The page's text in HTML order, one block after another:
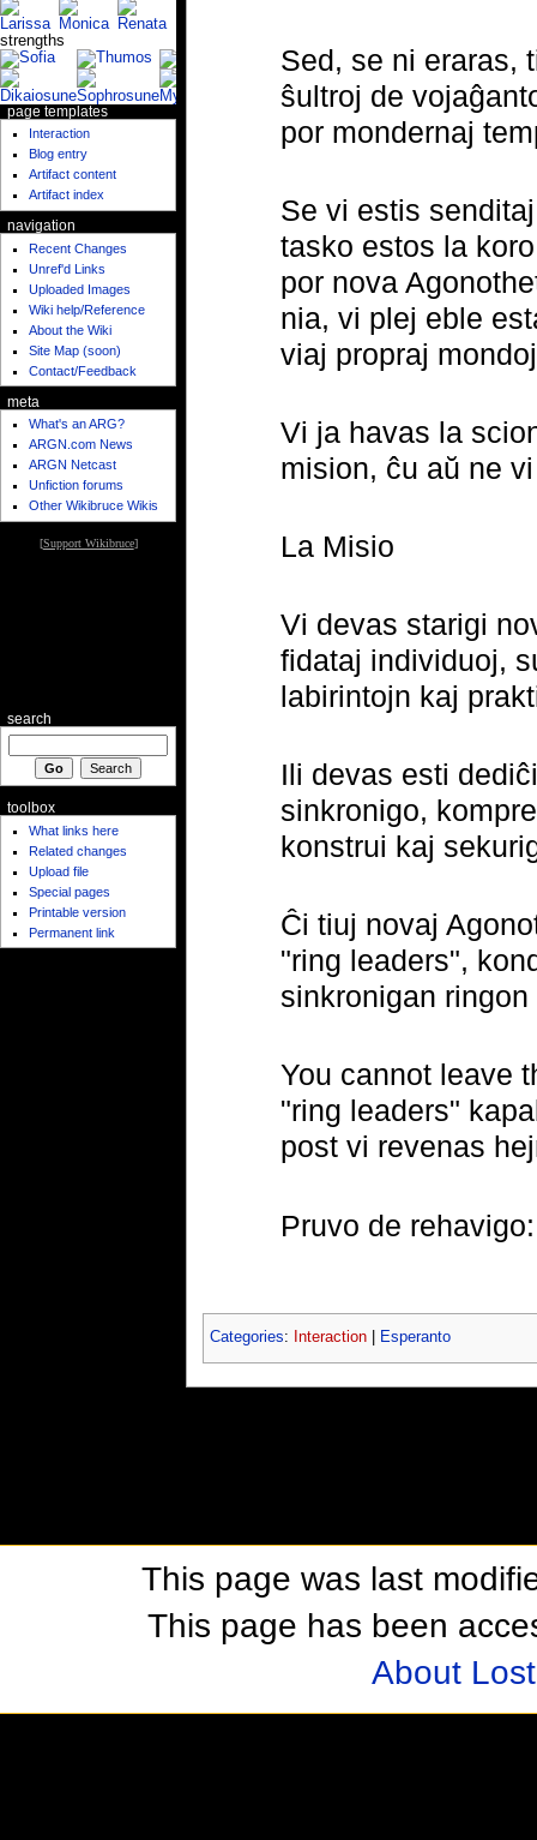
Sed, se ni eraras,
ŝultroj de
por mondernaj
Se vi estis
tasko estos la
por nova
nia, vi plej eble
viaj propraj
Vi ja havas la
mision, ĉu aŭ ne
La Misio
Vi devas starigi
fidataj individuoj,
labirintojn kaj
Ili devas esti
sinkronigo,
konstrui kaj
Ĉi tiuj novaj
"ring leaders",
sinkronigan
You cannot leave
"ring leaders"
post vi revenas
Pruvo de
Categories: Interaction| Esperanto
strengths
page templates
Interaction
Blog entry
Artifact content
Artifact index
navigation
Recent Changes
Unref'd Links
Uploaded Images
Wiki help/Reference
About the Wiki
Site Map (soon)
Contact/Feedback
meta
What's an ARG?
ARGN.com News
ARGN Netcast
Unfiction forums
Other Wikibruce Wikis
[Support Wikibruce]
search
toolbox
What links here
Related changes
Upload file
Special pages
Printable version
Permanent link
This page was last
This page has been
About